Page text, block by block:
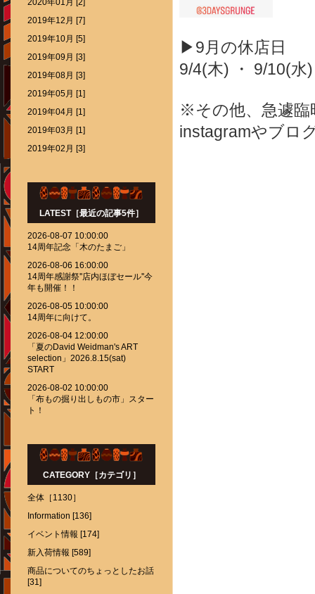
▶9月の休店日
9/4(木) ・ 9/10(水
※その他、急遽臨
instagramやブロ
2020年01月 [2]
2019年12月 [7]
2019年10月 [5]
2019年09月 [3]
2019年08月 [3]
2019年05月 [1]
2019年04月 [1]
2019年03月 [1]
2019年02月 [3]
LATEST［最近の記事5件］
2026-08-07 10:00:00
14周年記念「木のたまご」
2026-08-06 16:00:00
14周年感謝祭''店内ほぼセール''今
年も開催！！
2026-08-05 10:00:00
14周年に向けて。
2026-08-04 12:00:00
「夏のDavid Weidman's ART
selection」2026.8.15(sat)
START
2026-08-02 10:00:00
「布もの掘り出しもの市」スター
ト！
CATEGORY［カテゴリ］
全体［1130］
Information [136]
イベント情報 [174]
新入荷情報 [589]
商品についてのちょっとしたお話
[31]